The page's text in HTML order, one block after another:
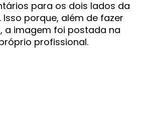
para os dois lados da
porque, além de fazer
a imagem foi postada na
profissional.